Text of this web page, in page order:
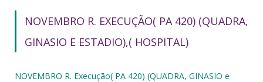
NOVEMBRO R. EXECUÇÃO( PA 420) (QUADRA,
GINASIO E ESTADIO),( HOSPITAL)
NOVEMBRO R. Execução( PA 420) (QUADRA, GINASIO e